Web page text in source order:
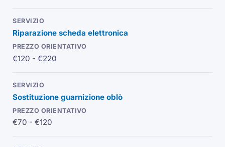
Riparazione scheda elettronica
€120 - €220
Sostituzione guarnizione oblò
€70 - €120